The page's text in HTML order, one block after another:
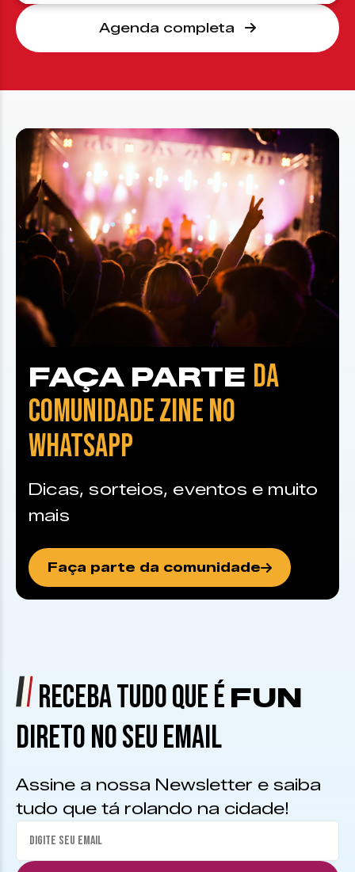
Agenda completa
FAÇA PARTE DA
COMUNIDADE ZINE NO
WHATSAPP
Dicas, sorteios, eventos e muito
mais
Faça parte da comunidade
RECEBA TUDO QUE É FUN
DIRETO NO SEU EMAIL
Assine a nossa Newsletter e saiba
tudo que tá rolando na cidade!